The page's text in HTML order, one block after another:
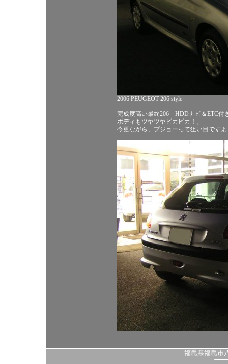
2006 PEUGEOT 206 style
完成度高い最終206 HDDナビ＆ETC付
ボディもツヤツヤピカピカ！。
今更ながら、プジョーって狙い目です
福島県福島市